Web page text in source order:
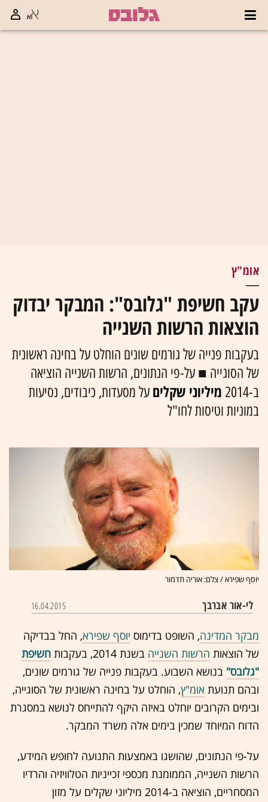
אומ"ץ
עקב חשיפת "גלובס": המבקר יבדוק
הוצאות הרשות השנייה
בעקבות פנייה של גורמים שונים הוחלט על בחינה ראשונית
של הסוגייה ■ על-פי הנתונים, הרשות השנייה הוציאה
ב-2014
מיליוני שקלים על מסעדות, כיבודים, נסיעות
במוניות וטיסות לחו"ל
יוסף שפירא / צלם: אוריה תדמור
לי-אור אברבך 16.04.2015
מבקר המדינה, השופט בדימוס יוסף שפירא, החל בבדיקה
של הוצאות הרשות השנייה בשנת 2014, בעקבות
חשיפת
"גלובס" בנושא השבוע. בעקבות פנייה של גורמים שונים,
ובהם תנועת אומ"ץ, הוחלט על בחינה ראשונית של הסוגייה,
ובימים הקרובים יוחלט באיזה היקף להתייחס לנושא במסגרת
הדוח המיוחד שמכין בימים אלה משרד המבקר.
על-פי הנתונים, שהושגו באמצעות התנועה לחופש המידע,
הרשות השנייה, הממומנת מכספי זכייניות הטלוויזיה והרדיו
המסחריים, הוציאה ב-2014 מיליוני שקלים על מזון